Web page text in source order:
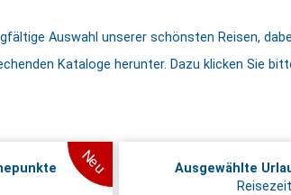
Auswahl unserer schönsten Reisen,
Kataloge herunter. Dazu klicken Sie
Neu
Ausgewählte